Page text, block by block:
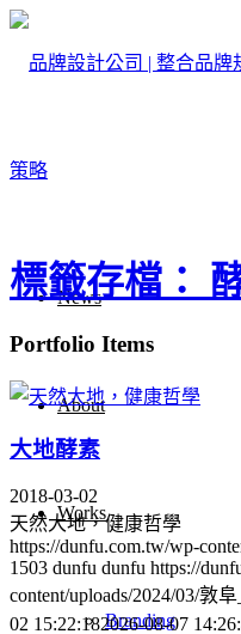
News
About
Works
Branding
標籤存檔：
Portfolio Items
大地酵素
2018-03-02
天然大地，健康哲學
https://dunfu.com.tw/wp-
1503 dunfu dunfu https://
content/uploads/2024/03/敦
02 15:22:182026-08-07